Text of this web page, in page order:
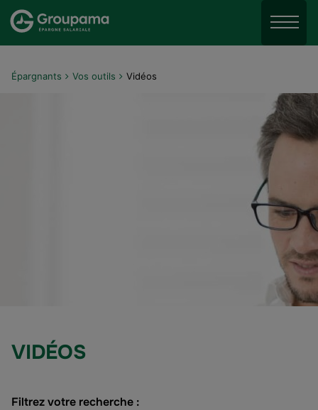
Aller au menu
Aller au contenu
Menu
Épargnants Vos outils Vidéos
VIDÉOS
Filtrez votre recherche :